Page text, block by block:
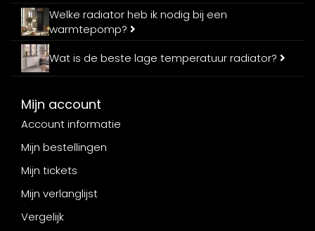
Welke radiator heb ik nodig bij een
warmtepomp?
Wat is de beste lage temperatuur radiator?
Mijn account
Account informatie
Mijn bestellingen
Mijn tickets
Mijn verlanglijst
Vergelijk